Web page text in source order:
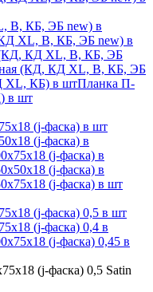
В, КБ, ЭБ new) в
XL, В, КБ, ЭБ new) в
(КД, КД XL, В, КБ, ЭБ
(КД, КД XL, В, КБ, ЭБ
XL, КБ) в штПланка П-
в шт
(j-фаска) в шт
(j-фаска) в
(j-фаска) в
(j-фаска) в
(j-фаска) в шт
(j-фаска) 0,5 в шт
(j-фаска) 0,4 в
(j-фаска) 0,45 в
(j-фаска) 0,5 Satin